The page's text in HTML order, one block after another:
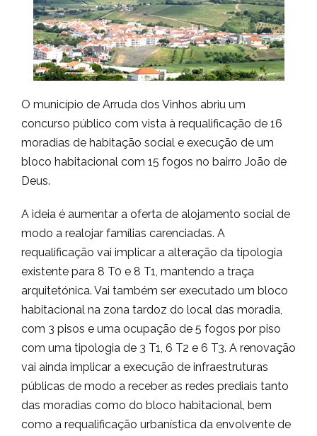
O município de Arruda dos Vinhos abriu um
concurso público com vista à requalificação de 16
moradias de habitação social e execução de um
bloco habitacional com 15 fogos no bairro João de
Deus.
A ideia é aumentar a oferta de alojamento social de
modo a realojar famílias carenciadas. A
requalificação vai implicar a alteração da tipologia
existente para 8 T0 e 8 T1, mantendo a traça
arquitetónica. Vai também ser executado um bloco
habitacional na zona tardoz do local das moradia,
com 3 pisos e uma ocupação de 5 fogos por piso
com uma tipologia de 3 T1, 6 T2 e 6 T3. A renovação
vai ainda implicar a execução de infraestruturas
públicas de modo a receber as redes prediais tanto
das moradias como do bloco habitacional, bem
como a requalificação urbanística da envolvente de